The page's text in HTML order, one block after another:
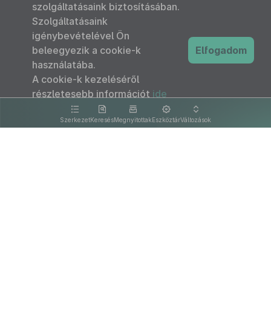
SzerkezetKeresésMegnyitottakEszköztárVáltozások
szolgáltatásaink biztosításában.
Szolgáltatásaink
igénybevételével Ön
beleegyezik a cookie-k
használatába.
A cookie-k kezeléséről
részletesebb információt ide
kattintva olvashat.
Elfogadom